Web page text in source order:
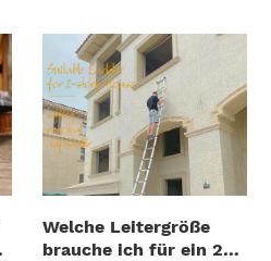
Welche Leitergröße
brauche ich für ein 2-